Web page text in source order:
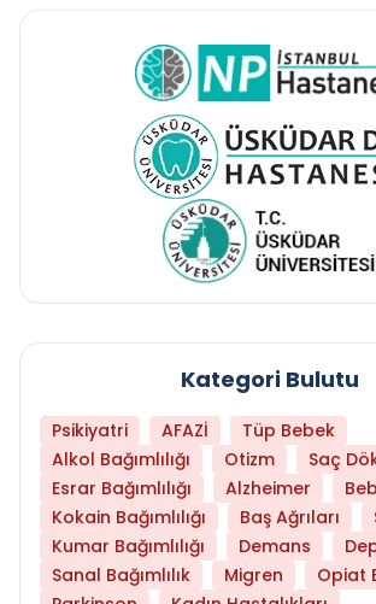
Kategori Bulutu
Psikiyatri AFAZİ
Tüp Bebek
Alkol Bağımlılığı
Otizm
Saç
Esrar Bağımlılığı
Alzheimer
Kokain Bağımlılığı
Baş Ağrıları
Kumar Bağımlılığı
Demans
Sanal Bağımlılık
Migren
Opiat